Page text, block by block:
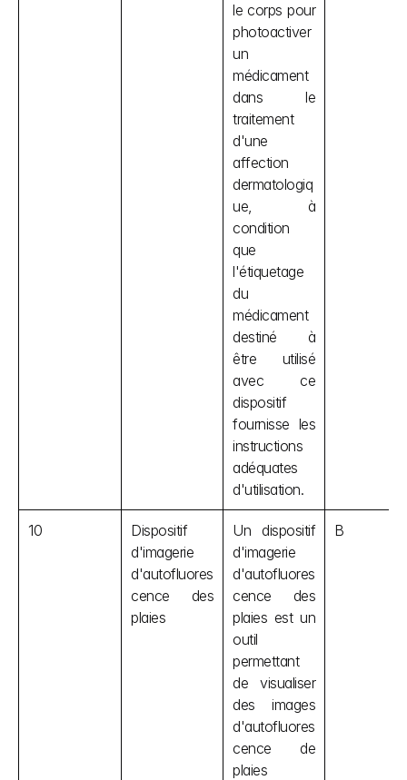
le corps pour
photoactiver
un
médicament
dans le
traitement
d'une
affection
dermatologiq
ue, à
condition
que
l'étiquetage
du
médicament
destiné à
être utilisé
avec ce
dispositif
fournisse les
instructions
adéquates
d'utilisation.
10
Dispositif
d'imagerie
d'autofluores
cence des
plaies
Un dispositif
d'imagerie
d'autofluores
cence des
plaies est un
outil
permettant
de visualiser
des images
d'autofluores
cence de
plaies
B